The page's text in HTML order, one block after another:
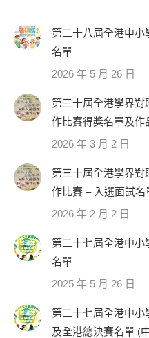
第二十八屆全港中小
名單
2026 年 5 月 26 日
第三十屆全港學界對
作比賽得獎名單及作
2026 年 3 月 2 日
第三十屆全港學界對
作比賽 – 入選面試名
2026 年 2 月 2 日
第二十七屆全港中小
名單
2025 年 5 月 26 日
第二十七屆全港中小
及全港總決賽名單 (